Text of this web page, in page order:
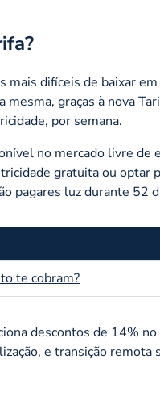
mais difíceis de baixar
graças à nova
por semana.
no mercado livre de
gratuita ou optar
pagares luz durante 52
te cobram?
descontos de 14%
e transição remota